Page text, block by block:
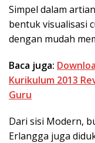
Simpel dalam
bentuk visualisasi
dengan mudah
Baca juga:
Kurikulum 2013
Guru
Dari sisi Modern,
Erlangga juga